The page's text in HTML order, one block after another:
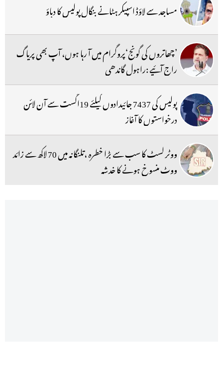
مساجد سے لاؤڈ اسپیکر ہٹانے بنگال پولیس کا دباؤ
’چھاتروں کی گونج‘پروگرام میں آ رہا ہوں، آپ بھی پریاگ
راج آئیے :راہول گاندھی
پولیس کی 7437 جائیدادوں کیلئے 19اگست سے آن لائن
درخواستوں کا آغاز
ووٹر لسٹ کا سب سے بڑا خطرہ ،تلنگانہ میں 70 لاکھ سے زائد
ووٹ منسوخ ہونے کا خدشہ